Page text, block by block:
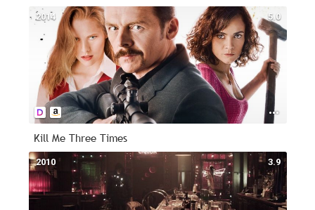
5.0
2014
Kill Me Three Times
3.9
2010